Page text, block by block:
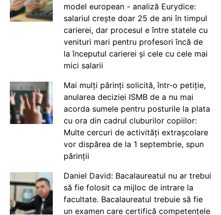
model european - analiză Eurydice:
salariul crește doar 25 de ani în timpul
carierei, dar procesul e între statele cu
venituri mari pentru profesori încă de
la începutul carierei și cele cu cele mai
mici salarii
Mai mulți părinți solicită, într-o petiție,
anularea deciziei ISMB de a nu mai
acorda sumele pentru posturile la plata
cu ora din cadrul cluburilor copiilor:
Multe cercuri de activități extrașcolare
vor dispărea de la 1 septembrie, spun
părinții
Daniel David: Bacalaureatul nu ar trebui
să fie folosit ca mijloc de intrare la
facultate. Bacalaureatul trebuie să fie
un examen care certifică competențele